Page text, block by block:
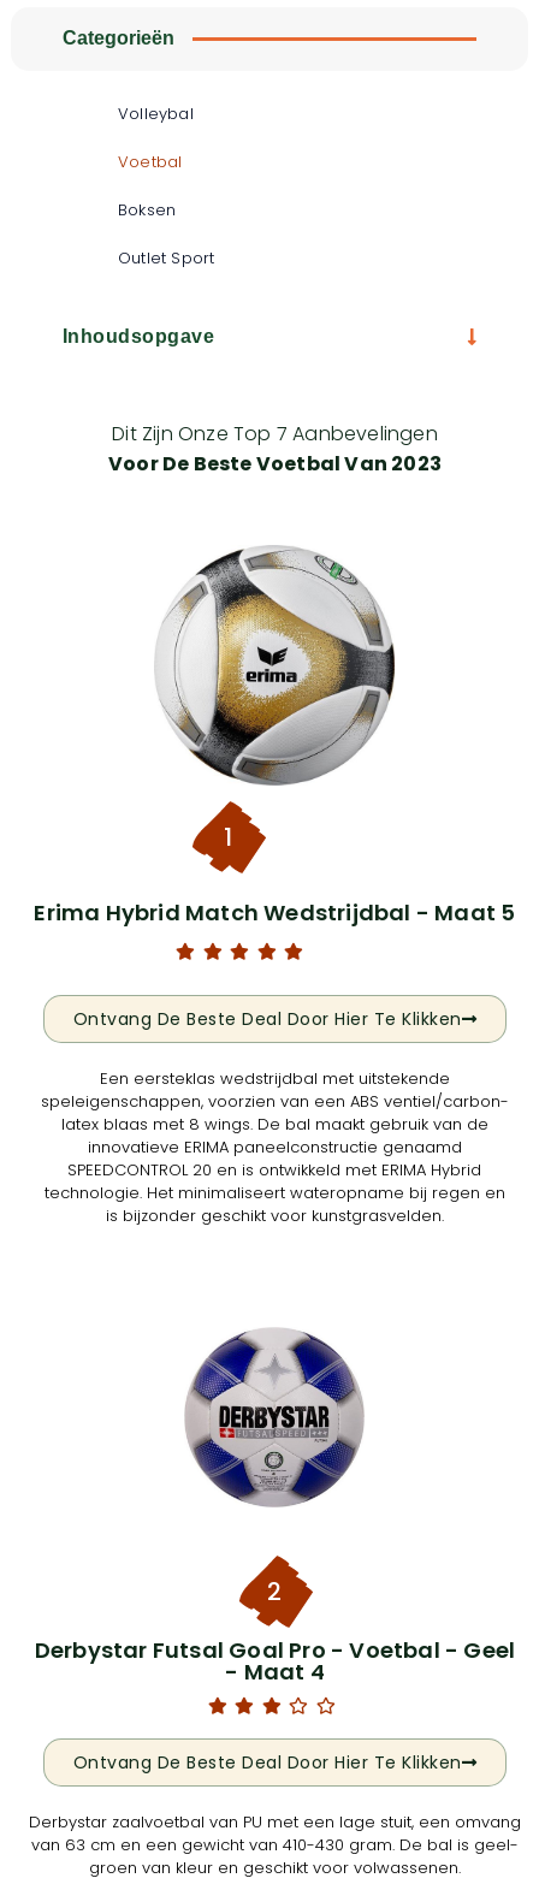
Categorieën
Volleybal
Voetbal
Boksen
Outlet Sport
Inhoudsopgave
Dit Zijn Onze Top 7 Aanbevelingen
Voor De Beste Voetbal Van 2023
1
Erima Hybrid Match Wedstrijdbal - Maat 5
Ontvang De Beste Deal Door Hier Te Klikken
Een eersteklas wedstrijdbal met uitstekende
speleigenschappen, voorzien van een ABS ventiel/carbon-
latex blaas met 8 wings. De bal maakt gebruik van de
innovatieve ERIMA paneelconstructie genaamd
SPEEDCONTROL 20 en is ontwikkeld met ERIMA Hybrid
technologie. Het minimaliseert wateropname bij regen en
is bijzonder geschikt voor kunstgrasvelden.
2
Derbystar Futsal Goal Pro - Voetbal - Geel
- Maat 4
Ontvang De Beste Deal Door Hier Te Klikken
Derbystar zaalvoetbal van PU met een lage stuit, een omvang
van 63 cm en een gewicht van 410-430 gram. De bal is geel-
groen van kleur en geschikt voor volwassenen.